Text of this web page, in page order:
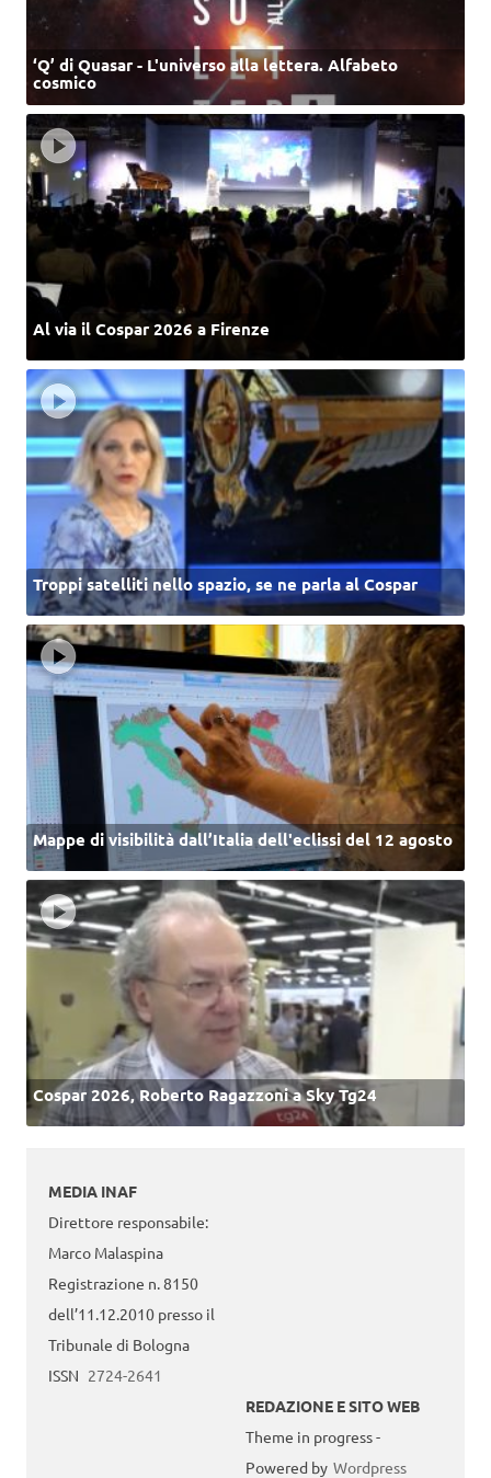
‘Q’ di Quasar - L'universo alla lettera. Alfabeto
cosmico
Al via il Cospar 2026 a Firenze
Troppi satelliti nello spazio, se ne parla al Cospar
Mappe di visibilità dall’Italia dell'eclissi del 12 agosto
Cospar 2026, Roberto Ragazzoni a Sky Tg24
MEDIA INAF
Direttore responsabile:
Marco Malaspina
Registrazione n. 8150
dell’11.12.2010 presso il
Tribunale di Bologna
ISSN 2724-2641
REDAZIONE E SITO WEB
Theme in progress -
Powered by Wordpress